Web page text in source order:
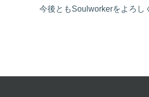
今後ともSoulworkerをよろし